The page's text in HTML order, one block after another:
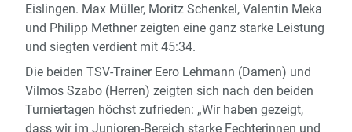
Eislingen. Max Müller, Moritz Schenkel, Valentin Meka
und Philipp Methner zeigten eine ganz starke Leistung
und siegten verdient mit 45:34.
Die beiden TSV-Trainer Eero Lehmann (Damen) und
Vilmos Szabo (Herren) zeigten sich nach den beiden
Turniertagen höchst zufrieden: „Wir haben gezeigt,
dass wir im Junioren-Bereich starke Fechterinnen und